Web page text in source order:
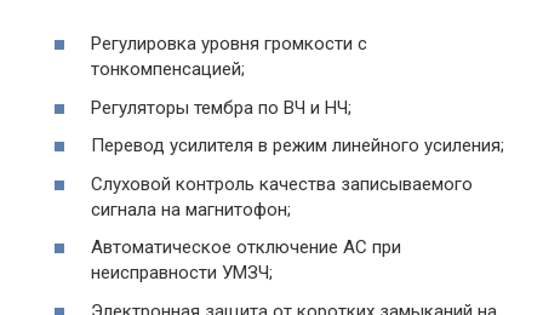
Регулировка уровня громкости с
тонкомпенсацией;
Регуляторы тембра по ВЧ и НЧ;
Перевод усилителя в режим линейного усиления;
Слуховой контроль качества записываемого
сигнала на магнитофон;
Автоматическое отключение АС при
неисправности УМЗЧ;